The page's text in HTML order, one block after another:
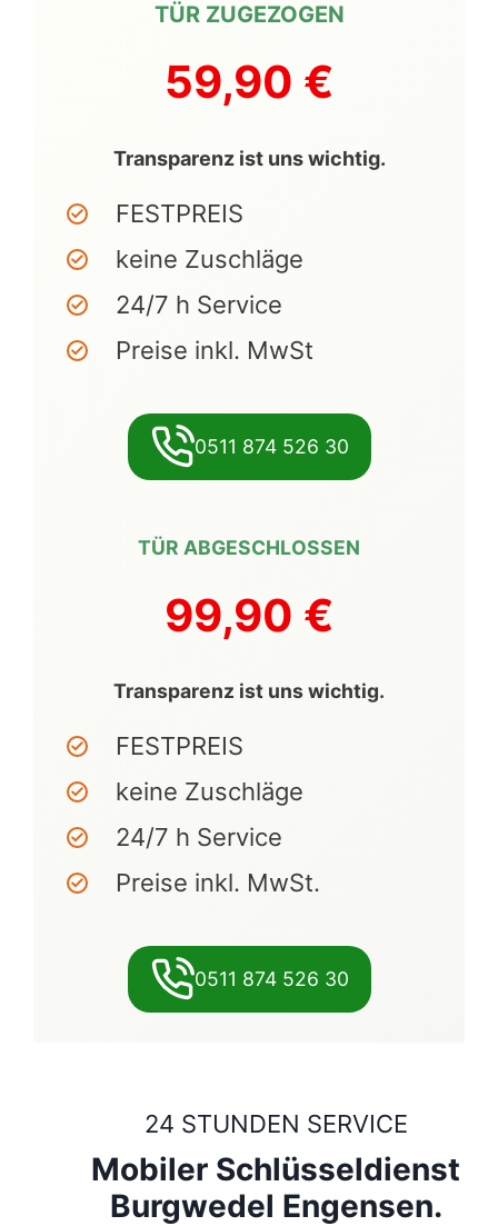
TÜR ZUGEZOGEN
59,90 €
Transparenz ist uns wichtig.
FESTPREIS
keine Zuschläge
24/7 h Service
Preise inkl. MwSt
0511 874 526 30
TÜR ABGESCHLOSSEN
99,90 €
Transparenz ist uns wichtig.
FESTPREIS
keine Zuschläge
24/7 h Service
Preise inkl. MwSt.
0511 874 526 30
24 STUNDEN SERVICE
Mobiler Schlüsseldienst
Burgwedel Engensen.